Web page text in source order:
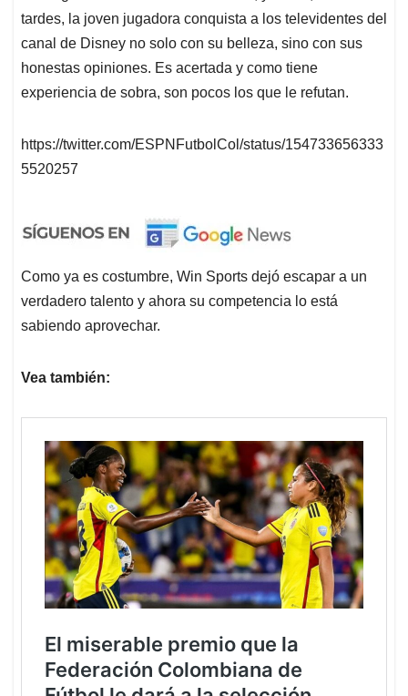
tardes, la joven jugadora conquista a los televidentes del
canal de Disney no solo con su belleza, sino con sus
honestas opiniones. Es acertada y como tiene
experiencia de sobra, son pocos los que le refutan.
https://twitter.com/ESPNFutbolCol/status/154733656333
5520257
Como ya es costumbre, Win Sports dejó escapar a un
verdadero talento y ahora su competencia lo está
sabiendo aprovechar.
Vea también: